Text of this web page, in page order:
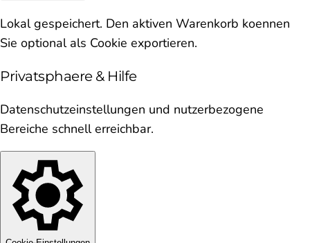
Lokal gespeichert. Den aktiven Warenkorb koennen
Sie optional als Cookie exportieren.
Privatsphaere & Hilfe
Datenschutzeinstellungen und nutzerbezogene
Bereiche schnell erreichbar.